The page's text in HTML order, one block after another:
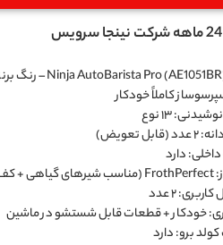
کاملاً خودکار
دارد
کاربری:
خودکار + قطعات قابل شستشو در ماشین
برو:دارد